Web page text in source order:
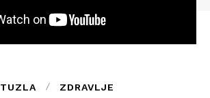
TUZLA ZDRAVLJE